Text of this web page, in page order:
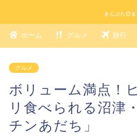
きんぶた◎ま
ホーム グルメ 旅行
グルメ
ボリューム満点！
リ食べられる沼津
チンあだち」